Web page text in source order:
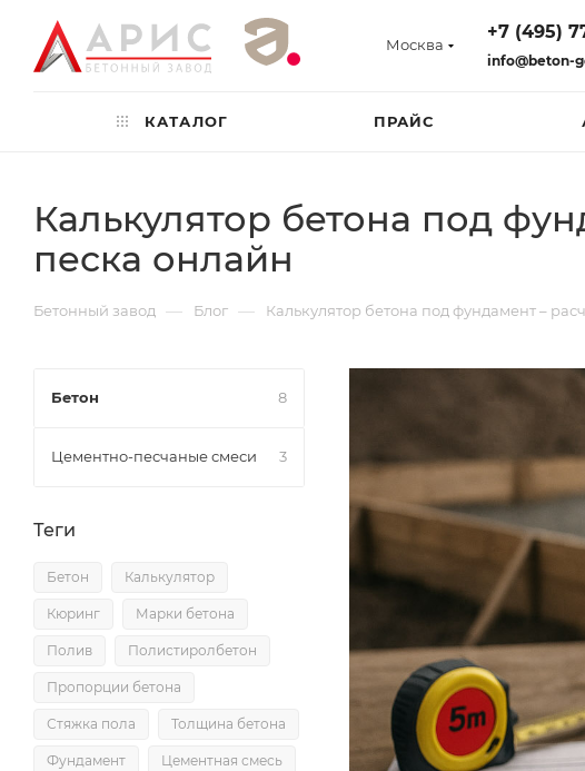
Москва
+7 (495)
info@beton-
КАТАЛОГ ПРАЙС
Калькулятор бетона под
песка онлайн
Бетонный завод — Блог — Калькулятор бетона под фундамент –
Бетон 8
Цементно-песчаные смеси 3
Теги
Бетон Калькулятор
Кюринг Марки бетона
Полив Полистиролбетон
Пропорции бетона
Стяжка пола Толщина бетона
Фундамент Цементная смесь